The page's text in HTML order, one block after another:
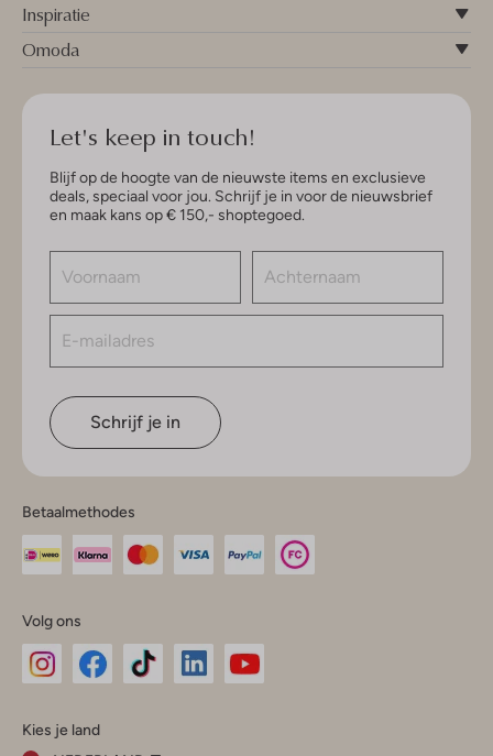
Inspiratie
Omoda
Let's keep in touch!
Blijf op de hoogte van de nieuwste items en exclusieve
deals, speciaal voor jou. Schrijf je in voor de nieuwsbrief
en maak kans op € 150,- shoptegoed.
Schrijf je in
Betaalmethodes
Volg ons
InstagramFacebook
Kies je land